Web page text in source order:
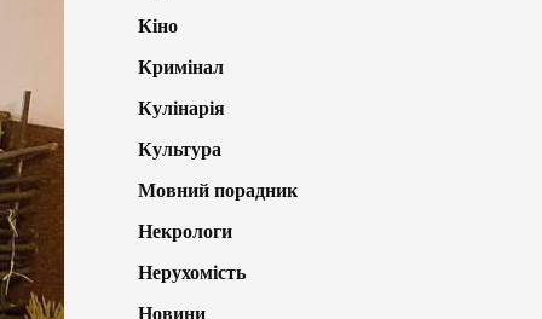
Кіно
Кримінал
Кулінарія
Культура
Мовний порадник
Некрологи
Нерухомість
Новини